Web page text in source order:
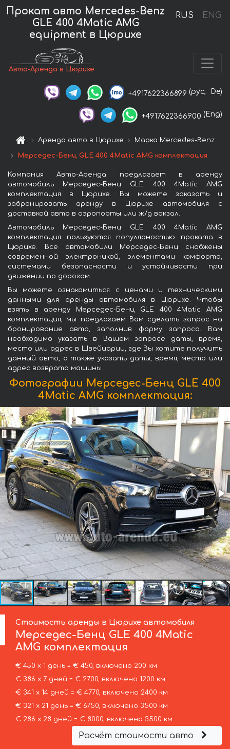
RUS ENG
Прокат авто Mercedes-Benz
GLE 400 4Matic AMG
equipment в Цюрихе
Авто-Аренда в Цюрихе
+4917622366899 (рус, De)
+4917622366900 (Eng)
Аренда авто в Цюрихе Марка Mercedes-Benz
Мерседес-Бенц GLE 400 4Matic AMG комплектация
Компания Авто-Аренда предлагает в аренду
автомобиль Мерседес-Бенц GLE 400 4Matic AMG
комплектация в Цюрихе. Вы можете заказать и
забронировать аренду в Цюрихе автомобиля с
доставкой авто в аэропорты или ж/д вокзал.
Автомобиль Мерседес-Бенц GLE 400 4Matic AMG
комплектация пользуются популярностью проката в
Цюрихе. Все автомобили Мерседес-Бенц снабжены
современной электроникой, элементами комфорта,
системами безопасности и устойчивости при
движении по дорогам.
Вы можете ознакомиться с ценами и техническими
данными для аренды автомобиля в Цюрихе. Чтобы
взять в аренду Мерседес-Бенц GLE 400 4Matic AMG
комплектация, мы предлагаем Вам сделать запрос на
бронирование авто, заполнив форму запроса. Вам
необходимо указать в Вашем запросе даты, время,
место или адрес в Швейцарии, где Вы хотите получить
данный авто, а также указать даты, время, место или
адрес возврата машины.
Фотографии Мерседес-Бенц GLE 400
4Matic AMG комплектация:
Стоимость аренды в Цюрихе автомобиля
Мерседес-Бенц GLE 400 4Matic
AMG комплектация
€ 450 х 1 день = € 450, включено 200 км
€ 386 х 7 дней = € 2700, включено 1200 км
€ 341 х 14 дней = € 4770, включено 2400 км
€ 321 х 21 день = € 6750, включено 3500 км
€ 286 х 28 дней = € 8000, включено 3500 км
Расчёт стоимости авто